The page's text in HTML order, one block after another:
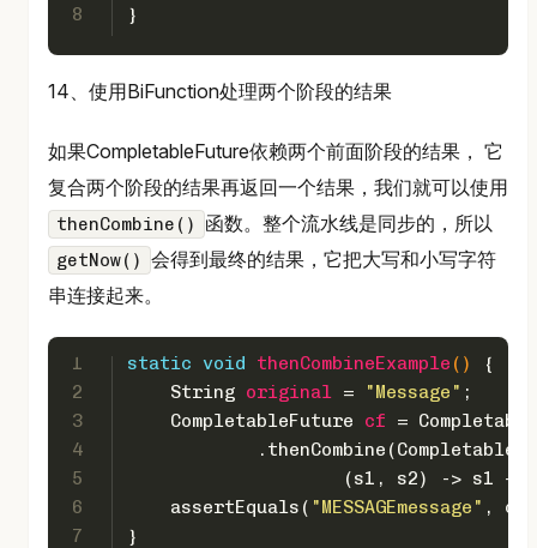
8
}
14、使用BiFunction处理两个阶段的结果
如果CompletableFuture依赖两个前面阶段的结果， 它
复合两个阶段的结果再返回一个结果，我们就可以使用
thenCombine() 函数。整个流水线是同步的，所以
getNow() 会得到最终的结果，它把大写和小写字符
串连接起来。
1
2
3
4
5
6
7
static void thenCombineExample ()
{
String original = "Message" ;
CompletableFuture
cf =
(s1, s2) -> s1 +
    assertEquals(
"MESSAGEmessage" ,
}